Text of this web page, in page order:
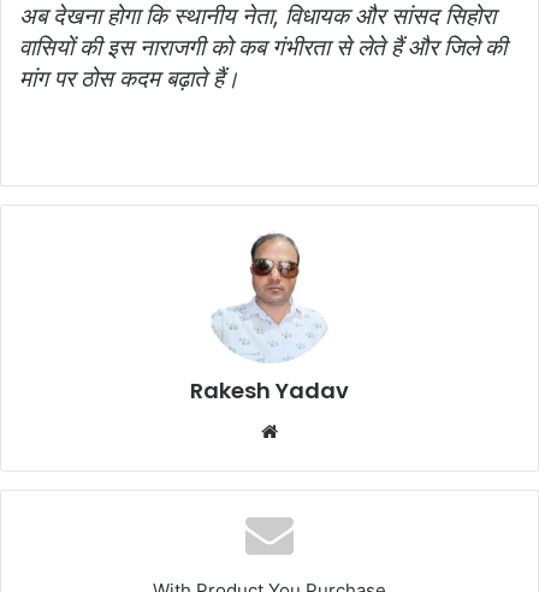
अब देखना होगा कि स्थानीय नेता, विधायक और सांसद सिहोरा
वासियों की इस नाराजगी को कब गंभीरता से लेते हैं और जिले की
मांग पर ठोस कदम बढ़ाते हैं।
Rakesh Yadav
b
s
i